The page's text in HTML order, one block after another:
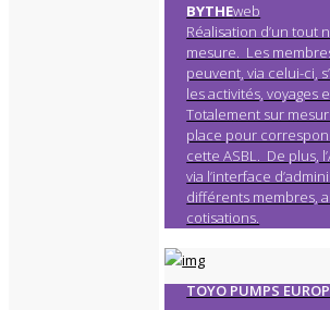
BYTHEweb
Réalisation d’un tout
mesure. Les
peuvent, via celui-ci,
les activités, voyages
Totalement sur
place pour
cette ASBL. De plus,
via l’interface
différents membres,
cotisations.
TOYO PUMPS